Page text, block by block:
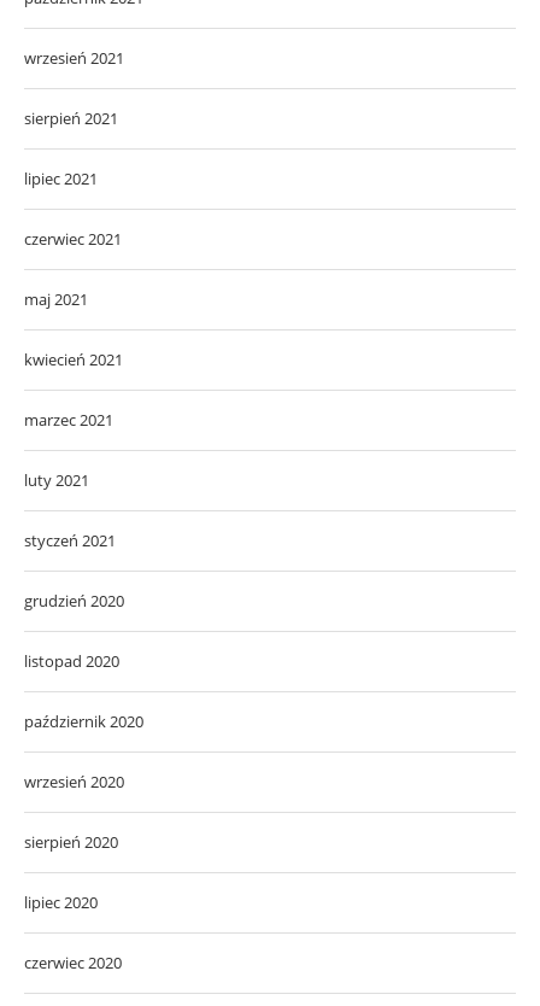
wrzesień 2021
sierpień 2021
lipiec 2021
czerwiec 2021
maj 2021
kwiecień 2021
marzec 2021
luty 2021
styczeń 2021
grudzień 2020
listopad 2020
październik 2020
wrzesień 2020
sierpień 2020
lipiec 2020
czerwiec 2020